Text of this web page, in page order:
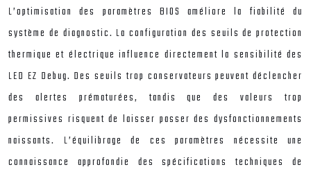
L’optimisation des paramètres BIOS améliore la fiabilité du
système de diagnostic. La configuration des seuils de protection
thermique et électrique influence directement la sensibilité des
LED EZ Debug. Des seuils trop conservateurs peuvent déclencher
des alertes prématurées, tandis que des valeurs trop
permissives risquent de laisser passer des dysfonctionnements
naissants. L’équilibrage de ces paramètres nécessite une
connaissance approfondie des spécifications techniques de